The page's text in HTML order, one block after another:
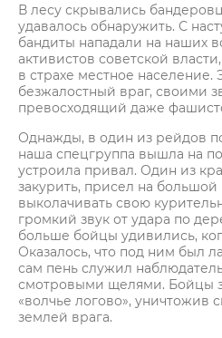
В лесу скрывались
удавалось обнаружить. С
бандиты нападали на наших
активистов советской
в страхе местное
безжалостный враг, своими
превосходящий даже
Однажды, в один из рейдов
наша спецгруппа вышла на
устроила привал. Один из
закурить, присел на большой
выколачивать свою
громкий звук от удара по
больше бойцы удивились,
Оказалось, что под ним был
сам пень служил
смотровыми щелями. Бойцы
«волчье логово», уничтожив
землей врага.